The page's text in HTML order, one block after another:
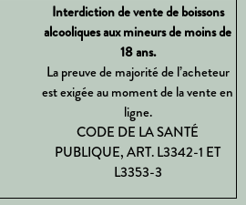
Interdiction de vente de boissons
alcooliques aux mineurs de moins de
18 ans.
La preuve de majorité de l’acheteur
est exigée au moment de la vente en
ligne.
CODE DE LA SANTÉ
PUBLIQUE, ART. L3342-1 ET
L3353-3